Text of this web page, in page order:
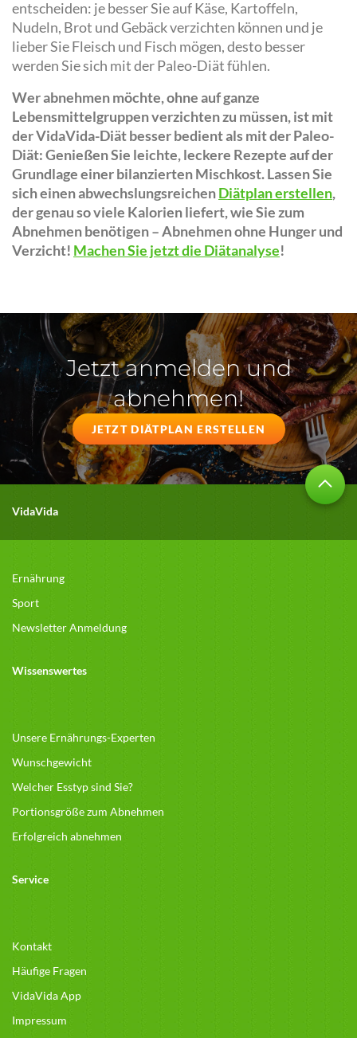
entscheiden: je besser Sie auf Käse, Kartoffeln,
Nudeln, Brot und Gebäck verzichten können und je
lieber Sie Fleisch und Fisch mögen, desto besser
werden Sie sich mit der Paleo-Diät fühlen.
Wer abnehmen möchte, ohne auf ganze
Lebensmittelgruppen verzichten zu müssen, ist mit
der VidaVida-Diät besser bedient als mit der Paleo-
Diät: Genießen Sie leichte, leckere Rezepte auf der
Grundlage einer bilanzierten Mischkost. Lassen Sie
sich einen abwechslungsreichenDiätplan erstellen,
der genau so viele Kalorien liefert, wie Sie zum
Abnehmen benötigen – Abnehmen ohne Hunger und
Verzicht! Machen Sie jetzt die Diätanalyse!
Jetzt anmelden und
abnehmen!
JETZT DIÄTPLAN ERSTELLEN
VidaVida
Ernährung
Sport
Newsletter Anmeldung
Wissenswertes
Unsere Ernährungs-Experten
Wunschgewicht
Welcher Esstyp sind Sie?
Portionsgröße zum Abnehmen
Erfolgreich abnehmen
Service
Kontakt
Häufige Fragen
VidaVida App
Impressum